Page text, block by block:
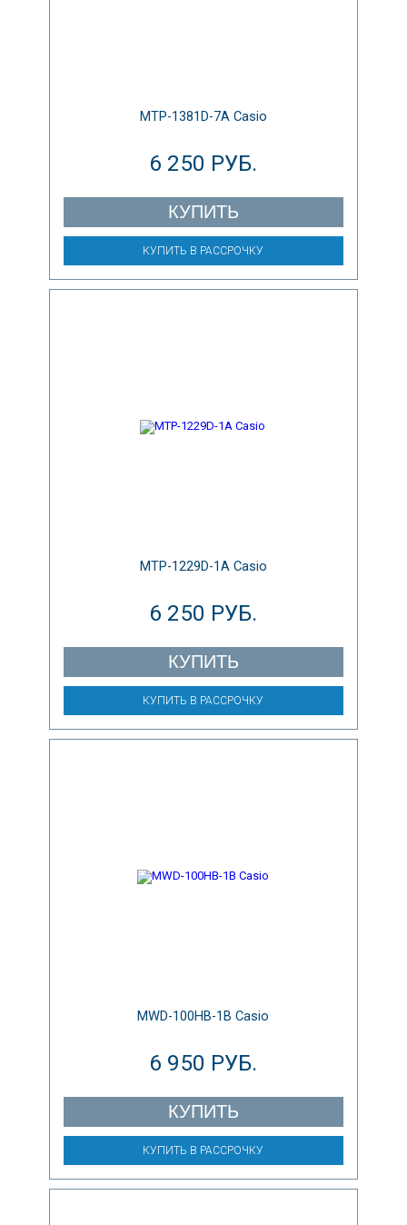
MTP-1381D-7A Casio
6 250 РУБ.
КУПИТЬ
КУПИТЬ В РАССРОЧКУ
MTP-1229D-1A Casio
6 250 РУБ.
КУПИТЬ
КУПИТЬ В РАССРОЧКУ
MWD-100HB-1B Casio
6 950 РУБ.
КУПИТЬ
КУПИТЬ В РАССРОЧКУ